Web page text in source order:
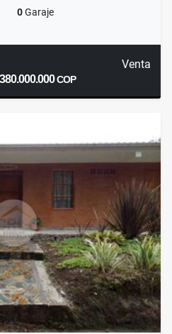
0Garaje
Venta
COP